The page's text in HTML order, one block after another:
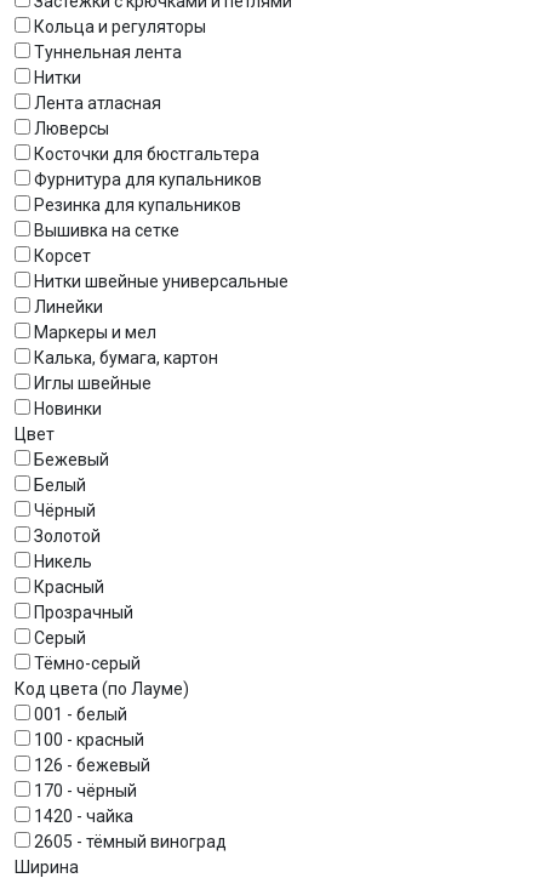
Кольца и регуляторы
Туннельная лента
Нитки
Лента атласная
Люверсы
Косточки для бюстгальтера
Фурнитура для купальников
Резинка для купальников
Вышивка на сетке
Корсет
Нитки швейные универсальные
Линейки
Маркеры и мел
Калька, бумага, картон
Иглы швейные
Новинки
Цвет
Бежевый
Белый
Чёрный
Золотой
Никель
Красный
Прозрачный
Серый
Тёмно-серый
Код цвета (по Лауме)
001 - белый
100 - красный
126 - бежевый
170 - чёрный
1420 - чайка
2605 - тёмный виноград
Ширина